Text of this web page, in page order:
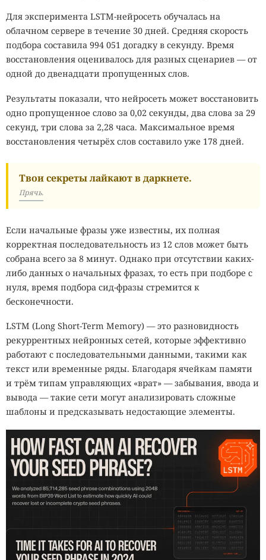
Для эксперимента LSTM-нейросеть обучалась на
облачном сервере в течение 30 дней. Средняя скорость
подбора составила 994 051 догадку в секунду. Время
восстановления оценивалось для разных сценариев — от
одной до двенадцати пропущенных слов.
Результаты показали, что нейросеть может восстановить
одно пропущенное слово за 0,02 секунды, два слова за 29
секунд, три слова за 2,28 часа. Максимальное время
восстановления четырёх слов составило уже 178 дней.
Твои секреты лайкают в даркнете.
Прячь.
Если начальные фразы уже известны, их полная
корректная последовательность из 12 слов может быть
собрана всего за 8 минут. Однако при отсутствии каких-
либо данных о начальных фразах, то есть при подборе с
нуля, время подбора сид-фразы стремится к
бесконечности.
LSTM (Long Short-Term Memory) — это разновидность
рекуррентных нейронных сетей, которые эффективно
работают с последовательными данными, такими как
текст или временные ряды. Благодаря ячейкам памяти
и трём типам управляющих «врат» — забывания, ввода и
вывода — такие сети могут анализировать сложные
шаблоны и предсказывать недостающие элементы.